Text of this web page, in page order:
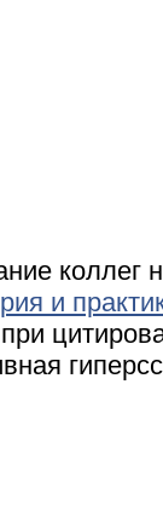
коллег
и